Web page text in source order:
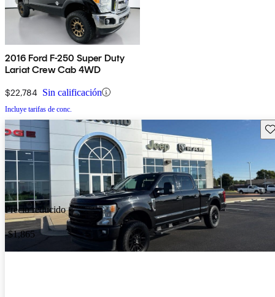
2016 Ford F-250 Super Duty
Lariat Crew Cab 4WD
$22,784 Sin calificación
Incluye tarifas de conc.
Precio reducido
-$1,865